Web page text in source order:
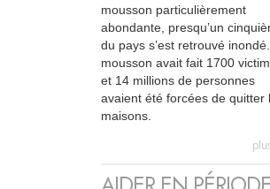
mousson particulièrement
abondante, presqu’un
du pays s’est retrouvé
mousson avait fait 1700
et 14 millions de personnes
avaient été forcées de quitter
maisons.